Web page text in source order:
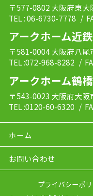
〒577-0802 大阪府東
TEL : 06-6730-7778 /
アークホーム近
〒581-0004 大阪府八
TEL :072-968-8282 /
アークホーム鶴
〒543-0023 大阪府大
TEL :0120-60-6320 /
ホーム
お問い合わせ
プライバシーポ